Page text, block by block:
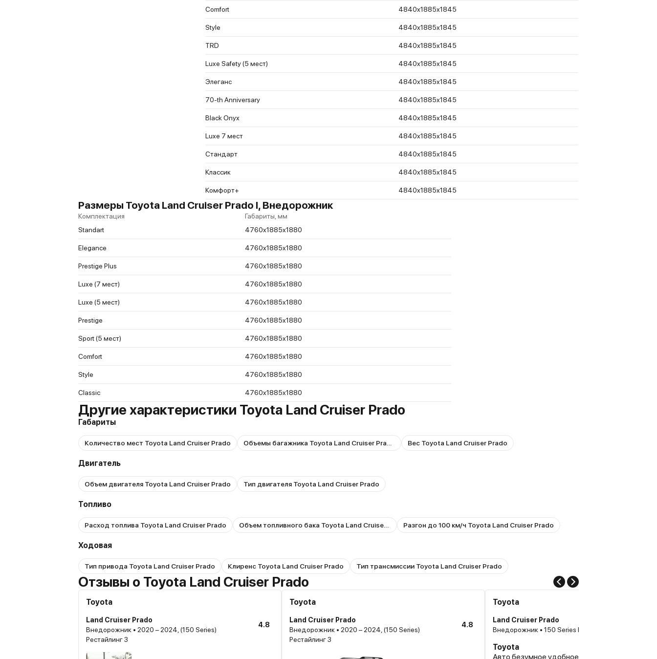
Comfort 4840x1885x1845
Style 4840x1885x1845
TRD 4840x1885x1845
Luxe Safety (5 мест) 4840x1885x1845
Элеганс 4840x1885x1845
70-th Anniversary 4840x1885x1845
Black Onyx 4840x1885x1845
Luxe 7 мест 4840x1885x1845
Стандарт 4840x1885x1845
Классик 4840x1885x1845
Комфорт+ 4840x1885x1845
Размеры Toyota Land Cruiser Prado I, Внедорожник
Комплектация
Габариты, мм
Standart
4760x1885x1880
Elegance 4760x1885x1880
Prestige Plus 4760x1885x1880
Luxe (7 мест) 4760x1885x1880
Luxe (5 мест) 4760x1885x1880
Prestige 4760x1885x1880
Sport (5 мест) 4760x1885x1880
Comfort 4760x1885x1880
Style 4760x1885x1880
Classic 4760x1885x1880
Другие характеристики Toyota Land Cruiser Prado
Габариты
Количество мест Toyota Land Cruiser Prado Вес Toyota Land Cruiser Prado
Двигатель
Объем двигателя Toyota Land Cruiser Prado Тип двигателя Toyota Land Cruiser Prado
Топливо
Расход топлива Toyota Land Cruiser Prado Разгон до 100 км/ч Toyota Land Cruiser Prado
Ходовая
Тип привода Toyota Land Cruiser Prado Клиренс Toyota Land Cruiser Prado Тип трансмиссии Toyota Land Cruiser Prado
Отзывы о Toyota Land Cruiser Prado
Toyota
Land Cruiser Prado
Внедорожник • 2020 – 2024, (150 Series)
Рестайлинг 3
4.8
Toyota
Land Cruiser Prado
Внедорожник • 2020 – 2024, (150 Series)
Рестайлинг 3
4.8
Toyota
Land Cruiser Prado
Внедорожник • 150 Series Рестайлинг 2
Toyota
Авто безумное удобное, по трассе хороша, по